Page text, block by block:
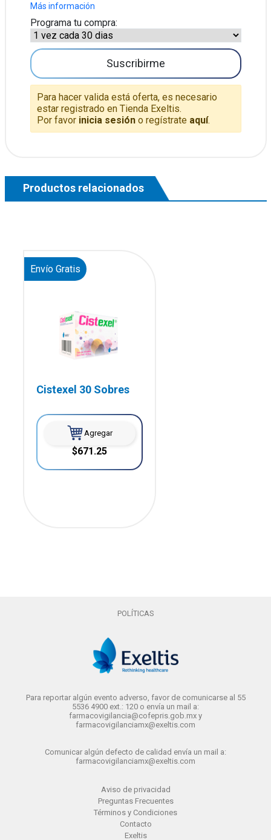
Más información
Programa tu compra:
Suscribirme
Para hacer valida está oferta, es necesario
estar registrado en Tienda Exeltis.
Por favor inicia sesióno regístrate aquí.
Productos relacionados
Envío Gratis
Cistexel 30 Sobres
Agregar
$671.25
POLÍTICAS
Aviso de privacidad
Preguntas Frecuentes
Términos y Condiciones
Contacto
Exeltis
Para reportar algún evento adverso, favor de comunicarse al 55
5536 4900 ext.: 120 o envía un mail a:
farmacovigilancia@cofepris.gob.mx y
farmacovigilanciamx@exeltis.com
Comunicar algún defecto de calidad envía un mail a:
farmacovigilanciamx@exeltis.com